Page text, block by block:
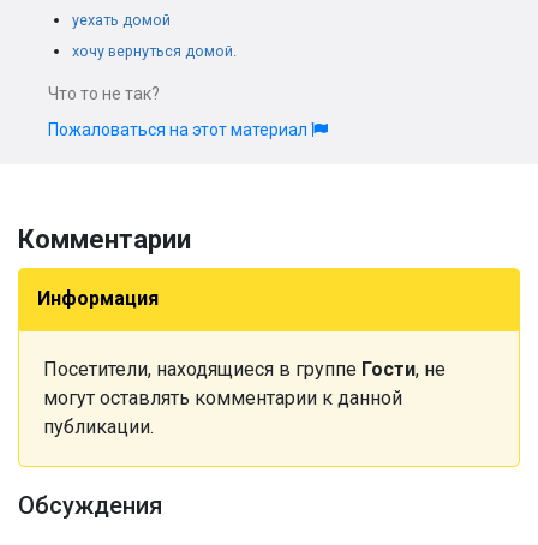
уехать домой
хочу вернуться домой.
Что то не так?
Пожаловаться на этот материал
Комментарии
Информация
Посетители, находящиеся в группе Гости, не
могут оставлять комментарии к данной
публикации.
Обсуждения